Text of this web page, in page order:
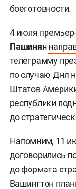
боеготовности.
4 июля
Пашинян
телеграмму
по случаю Дня
Штатов
республики
до
Напомним, 11
договорились
до формата
Вашингтон